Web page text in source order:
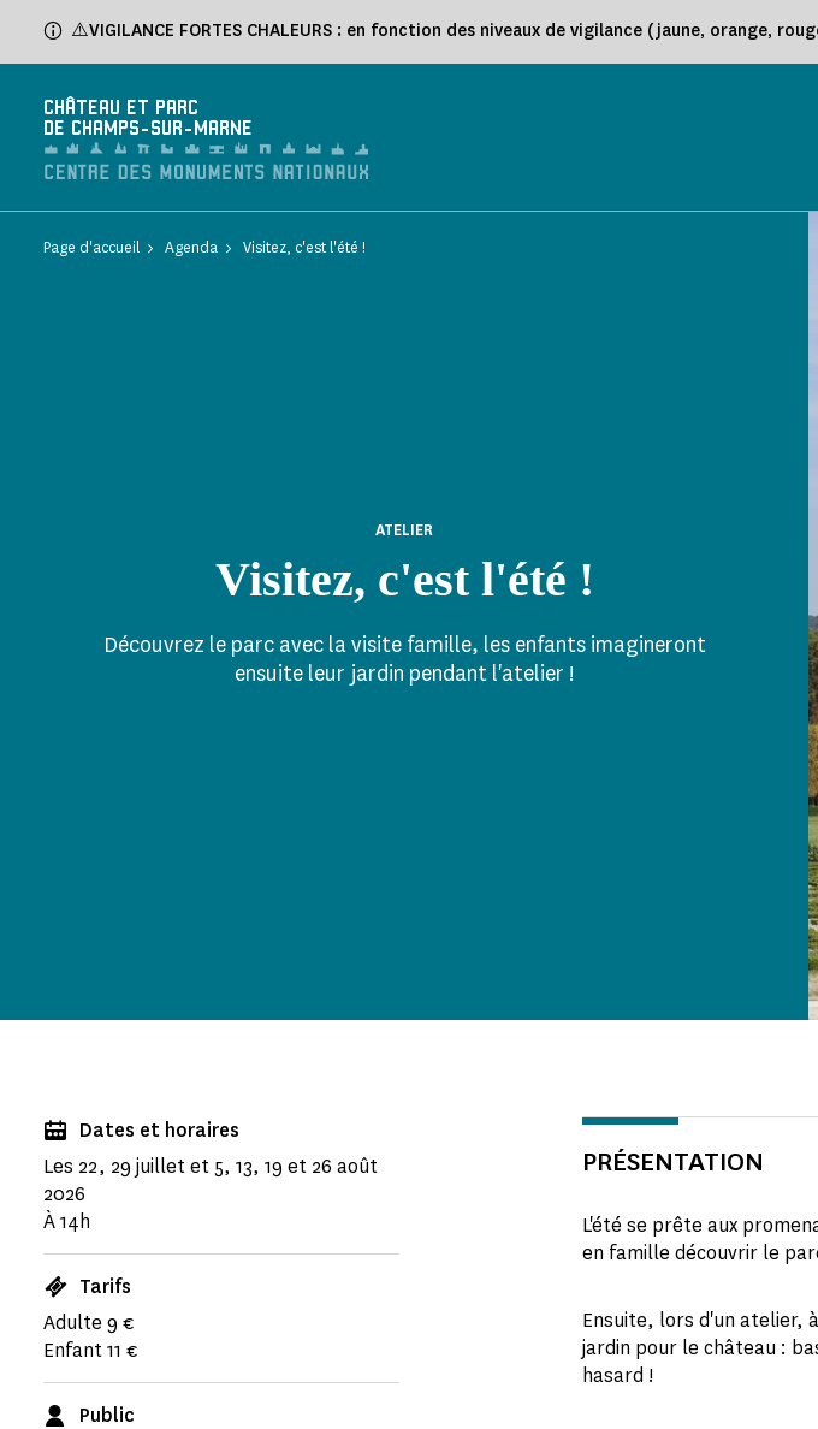
⚠️VIGILANCE FORTES CHALEURS : en fonction des niveaux de vigilance (jaune, orange,
CHÂTEAU ET PARC
DE CHAMPS-SUR-MARNE
Page d'accueil Agenda Visitez, c'est l'été !
Visitez, c'est l'été !
ATELIER
Découvrez le parc avec la visite famille, les enfants imagineront
ensuite leur jardin pendant l'atelier !
Dates et horaires
Les 22, 29 juillet et 5, 13, 19 et 26 août
2026
À 14h
Tarifs
Adulte 9 €
Enfant 11 €
Public
PRÉSENTATION
L'été se prête aux
en famille découvrir le
Ensuite, lors d'un atelier,
jardin pour le château :
hasard !